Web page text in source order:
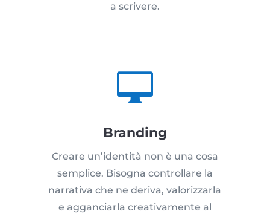
a scrivere.

Branding
Creare un’identità non è una cosa
semplice. Bisogna controllare la
narrativa che ne deriva, valorizzarla
e agganciarla creativamente al